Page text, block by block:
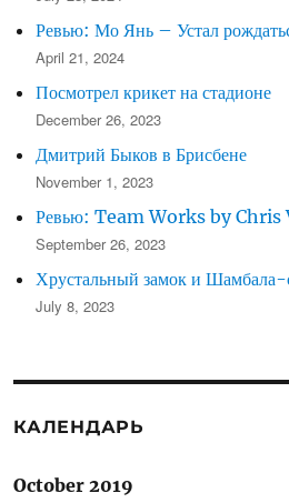
Ревью: Мо Янь – Устал
April 21, 2024
Посмотрел крикет на стадионе
December 26, 2023
Дмитрий Быков в Брисбене
November 1, 2023
Ревью: Team Works by
September 26, 2023
Хрустальный замок и Шамбала-
July 8, 2023
КАЛЕНДАРЬ
October 2019